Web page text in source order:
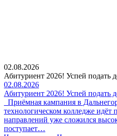
02.08.2026
Абитуриент 2026! Успей подать
02.08.2026
Абитуриент 2026! Успей подать
Приёмная кампания в
технологическом колледже
направлений уже сложился
поступает…